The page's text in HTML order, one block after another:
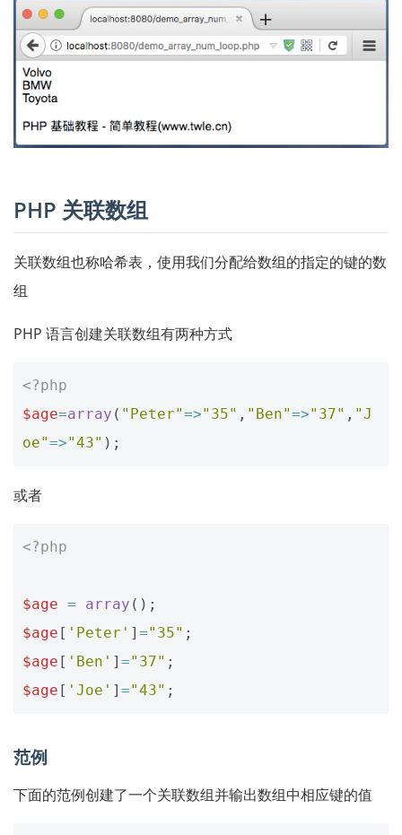
PHP 关联数组
关联数组也称哈希表，使用我们分配给数组的指定的键的数
组
PHP 语言创建关联数组有两种方式
<?php
$age=array ( "Peter"=>"35" , "Ben"=>"37" , "J
oe"=>"43" );
或者
<?php
$age = array ();
$age [ 'Peter' ] ="35" ;
$age [ 'Ben' ] ="37" ;
$age [ 'Joe' ] ="43" ;
范例
下面的范例创建了一个关联数组并输出数组中相应键的值